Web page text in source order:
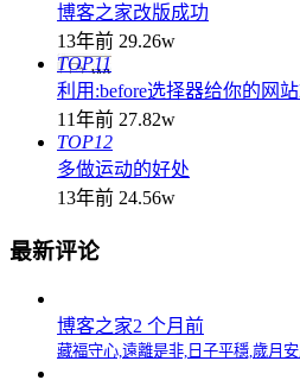
博客之家改版成功
13年前 29.26w
TOP11
利用:before选择器给你的网
11年前 27.82w
TOP12
多做运动的好处
13年前 24.56w
最新评论
博客之家2 个月前
藏福守心,遠離是非,日子平穩,歲月